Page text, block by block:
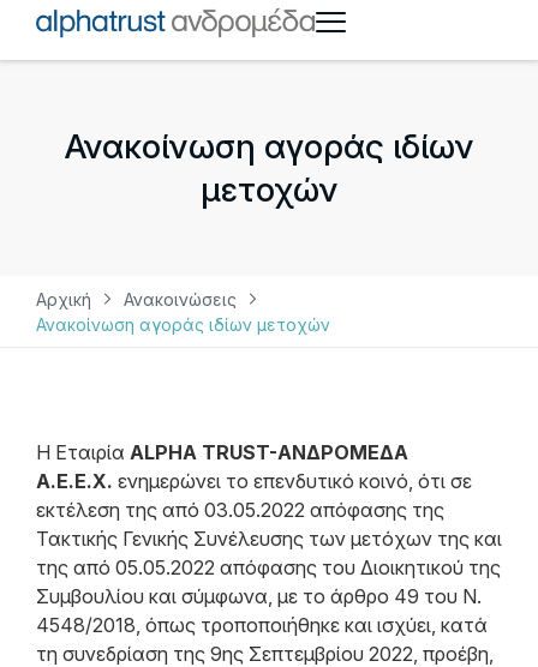
Ανακοίνωση αγοράς ιδίων
μετοχών
Αρχική
Ανακοινώσεις
Ανακοίνωση αγοράς ιδίων μετοχών
Η Εταιρία ALPHA TRUST-ΑΝΔΡΟΜΕΔΑ
Α.Ε.Ε.Χ. ενημερώνει το επενδυτικό κοινό, ότι σε
εκτέλεση της από 03.05.2022 απόφασης της
Τακτικής Γενικής Συνέλευσης των μετόχων της και
της από 05.05.2022 απόφασης του Διοικητικού της
Συμβουλίου και σύμφωνα, με το άρθρο 49 του N.
4548/2018, όπως τροποποιήθηκε και ισχύει, κατά
τη συνεδρίαση της 9ης Σεπτεμβρίου 2022, προέβη,